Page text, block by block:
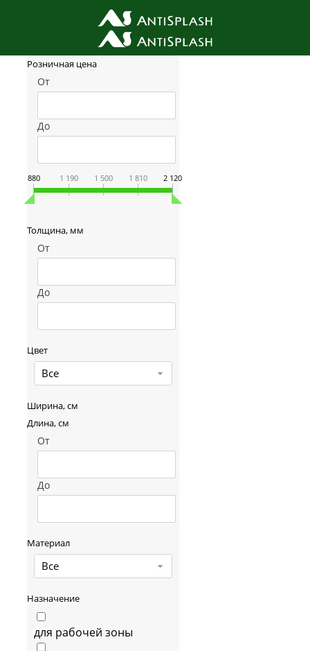
Фильтр товаров
Розничная цена
От
До
880 1 190 1 500 1 810 2 120
Толщина, мм
От
До
Цвет
Все
Ширина, см
Длина, см
От
До
Материал
Все
Назначение
для рабочей зоны